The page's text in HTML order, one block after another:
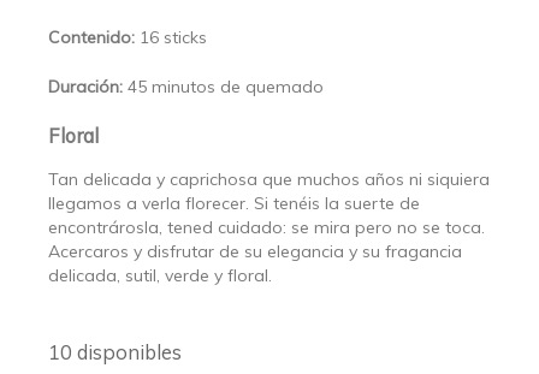
Contenido: 16 sticks
Duración: 45 minutos de quemado
Floral
Tan delicada y caprichosa que muchos años ni siquiera
llegamos a verla florecer. Si tenéis la suerte de
encontrárosla, tened cuidado: se mira pero no se toca.
Acercaros y disfrutar de su elegancia y su fragancia
delicada, sutil, verde y floral.
10 disponibles